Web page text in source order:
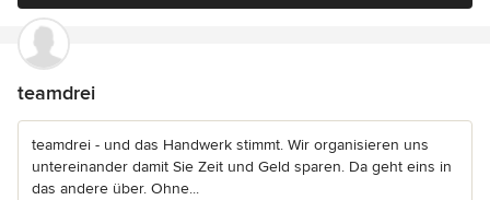
teamdrei
teamdrei - und das Handwerk stimmt. Wir organisieren uns
untereinander damit Sie Zeit und Geld sparen. Da geht eins in
das andere über. Ohne...